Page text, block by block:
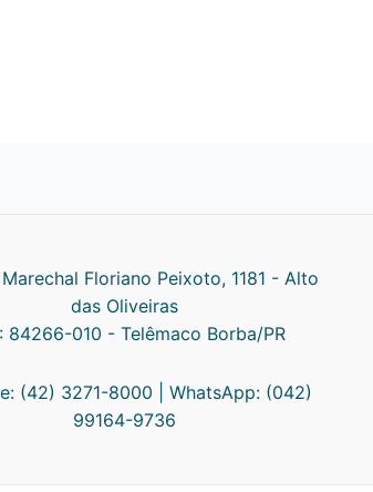
Floriano Peixoto, 1181 - Alto
das Oliveiras
84266-010 - Telêmaco Borba/PR
(42) 3271-8000 | WhatsApp: (042)
99164-9736